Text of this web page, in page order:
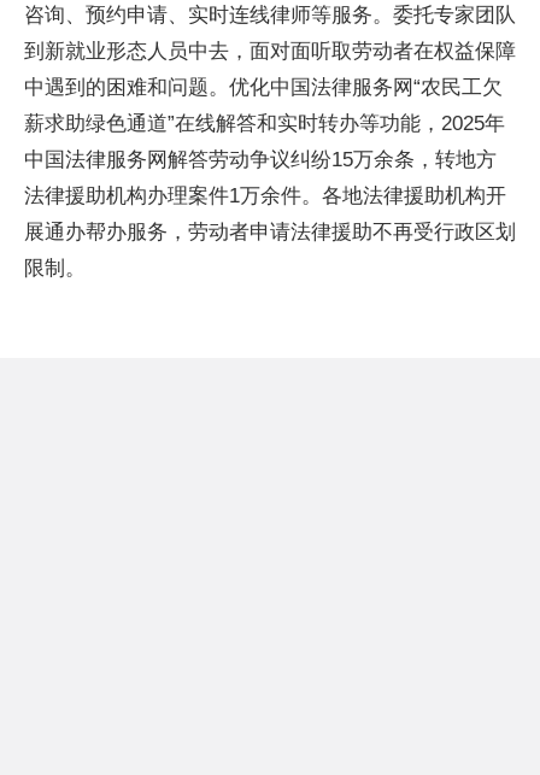
咨询、预约申请、实时连线律师等服务。委托专家团队
到新就业形态人员中去，面对面听取劳动者在权益保障
中遇到的困难和问题。优化中国法律服务网“农民工欠
薪求助绿色通道”在线解答和实时转办等功能，2025年
中国法律服务网解答劳动争议纠纷15万余条，转地方
法律援助机构办理案件1万余件。各地法律援助机构开
展通办帮办服务，劳动者申请法律援助不再受行政区划
限制。